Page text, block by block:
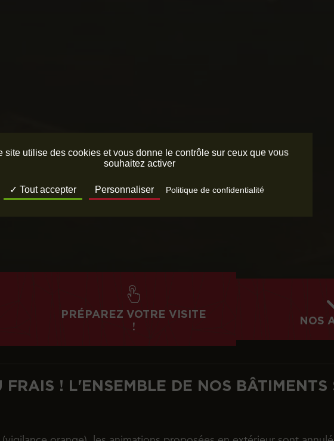
PRÉPAREZ VOTRE VISITE
!
NOS
FRAIS ! L'ENSEMBLE DE NOS BÂTIMENTS
site utilise des cookies et vous donne le contrôle sur ceux que vous
souhaitez activer
Tout accepter Personnaliser Politique de confidentialité